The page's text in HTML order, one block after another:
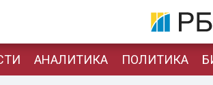
АНАЛИТИКА ПОЛИТИКА